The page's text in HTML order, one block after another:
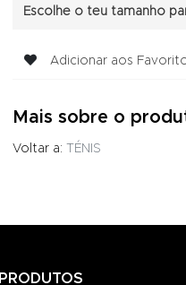
Escolhe o teu tamanho
Adicionar aos
Mais sobre o
Voltar a: TÉNIS
PRODUTOS